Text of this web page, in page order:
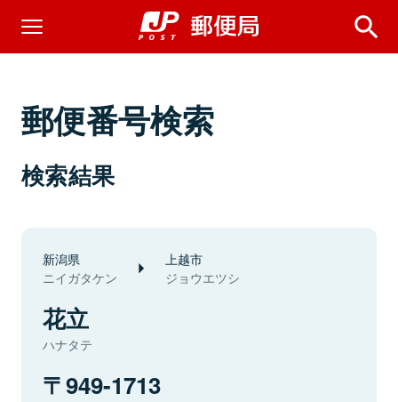
郵便番号検索
検索結果
新潟県
ニイガタケン
上越市
ジョウエツシ
花立
ハナタテ
949-1713